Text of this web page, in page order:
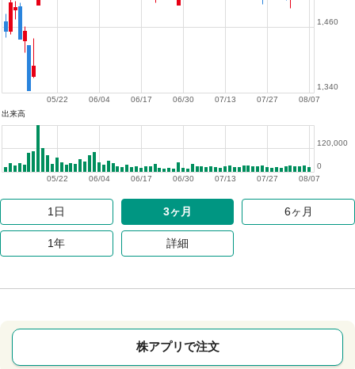
08/07
07/27
07/13
06/30
06/17
06/04
05/22
1,340
1,460
出来高
08/07
07/27
07/13
06/30
06/17
06/04
05/22
0
120,000
1日 3ヶ月 6ヶ月
1年 詳細
株アプリで注文